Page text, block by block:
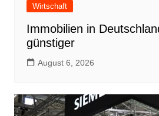
Wirtschaft
Immobilien in
günstiger
August 6, 2026